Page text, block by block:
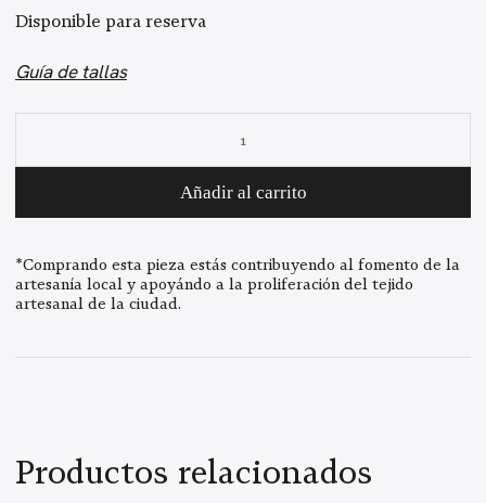
residencia. Una vez enviado tu pedido, recibirás un
para más información sobre los envíos.
artesanal único que requiere de 2 a 3 semanas de
forma del producto final pueden variar ligeramente
Disponible para reserva
Guía de tallas
Añadir al carrito
*Comprando esta pieza estás contribuyendo al fomento de la
artesanía local y apoyándo a la proliferación del tejido
artesanal de la ciudad.
Productos relacionados